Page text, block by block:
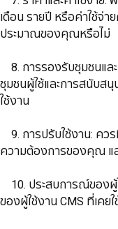
เดือน รายปี หรือค่าใช้จ่า
ประมาณของคุณหรือไม่
8. การรองรับชุมชนแล
ชุมชนผู้ใช้และการสนับส
ใช้งาน
9. การปรับใช้งาน: คว
ความต้องการของคุณ แล
10. ประสบการณ์ของผู้
ของผู้ใช้งาน CMS ที่เคยใ